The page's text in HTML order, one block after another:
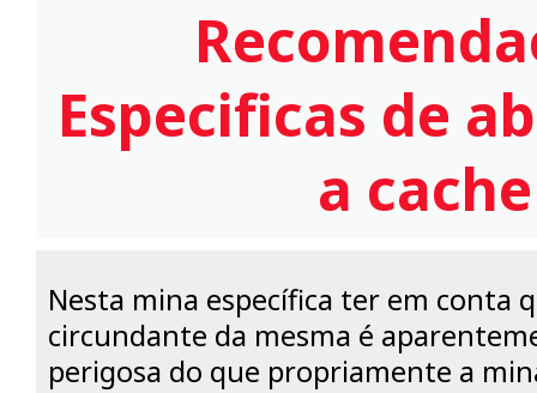
Especificas de
a cache
Nesta mina específica ter em conta
circundante da mesma é
perigosa do que propriamente a